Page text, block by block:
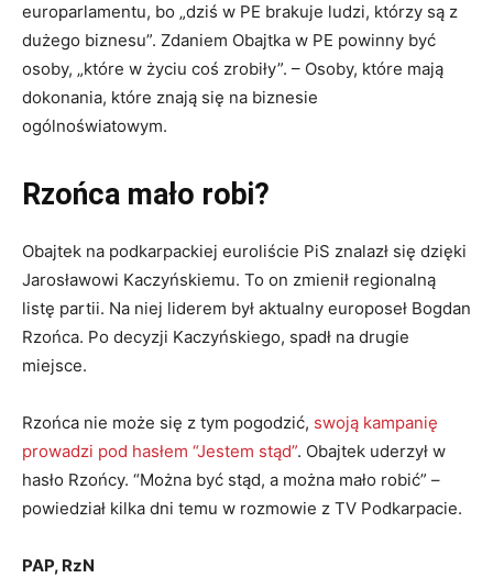
europarlamentu, bo „dziś w PE brakuje ludzi, którzy są z
dużego biznesu”. Zdaniem Obajtka w PE powinny być
osoby, „które w życiu coś zrobiły”. – Osoby, które mają
dokonania, które znają się na biznesie
ogólnoświatowym.
Rzońca mało robi?
Obajtek na podkarpackiej euroliście PiS znalazł się dzięki
Jarosławowi Kaczyńskiemu. To on zmienił regionalną
listę partii. Na niej liderem był aktualny europoseł Bogdan
Rzońca. Po decyzji Kaczyńskiego, spadł na drugie
miejsce.
Rzońca nie może się z tym pogodzić, swoją kampanię
prowadzi pod hasłem “Jestem stąd”. Obajtek uderzył w
hasło Rzońcy. “Można być stąd, a można mało robić” –
powiedział kilka dni temu w rozmowie z TV Podkarpacie.
PAP, RzN